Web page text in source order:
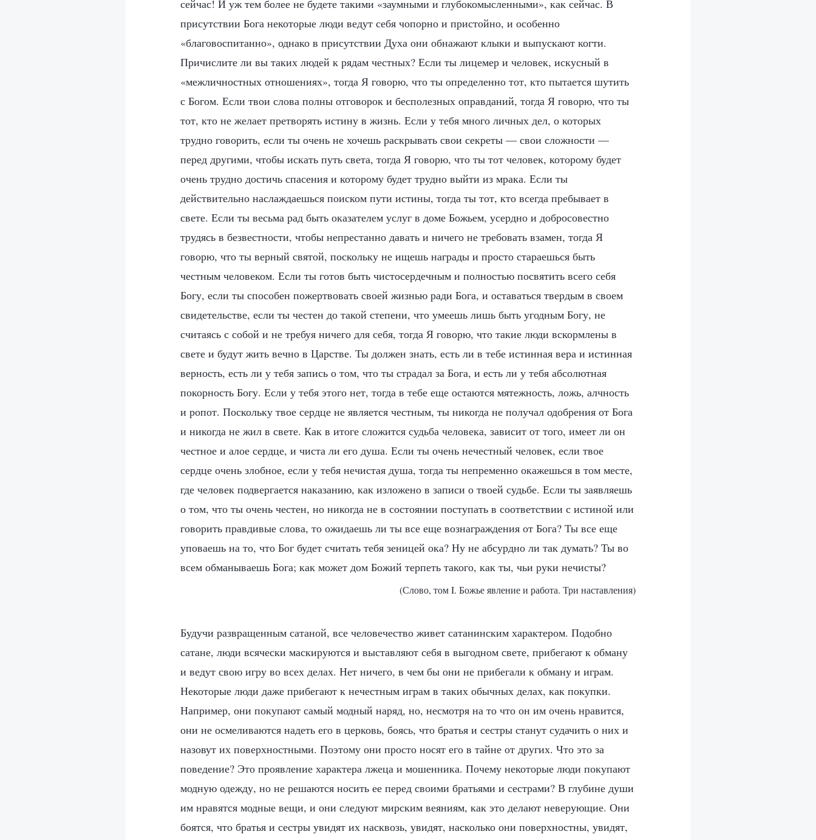
сейчас! И уж тем более не будете такими «заумными и глубокомысленными», как сейчас. В
присутствии Бога некоторые люди ведут себя чопорно и пристойно, и особенно
«благовоспитанно», однако в присутствии Духа они обнажают клыки и выпускают когти.
Причислите ли вы таких людей к рядам честных? Если ты лицемер и человек, искусный в
«межличностных отношениях», тогда Я говорю, что ты определенно тот, кто пытается шутить
с Богом. Если твои слова полны отговорок и бесполезных оправданий, тогда Я говорю, что ты
тот, кто не желает претворять истину в жизнь. Если у тебя много личных дел, о которых
трудно говорить, если ты очень не хочешь раскрывать свои секреты — свои сложности —
перед другими, чтобы искать путь света, тогда Я говорю, что ты тот человек, которому будет
очень трудно достичь спасения и которому будет трудно выйти из мрака. Если ты
действительно наслаждаешься поиском пути истины, тогда ты тот, кто всегда пребывает в
свете. Если ты весьма рад быть оказателем услуг в доме Божьем, усердно и добросовестно
трудясь в безвестности, чтобы непрестанно давать и ничего не требовать взамен, тогда Я
говорю, что ты верный святой, поскольку не ищешь награды и просто стараешься быть
честным человеком. Если ты готов быть чистосердечным и полностью посвятить всего себя
Богу, если ты способен пожертвовать своей жизнью ради Бога, и оставаться твердым в своем
свидетельстве, если ты честен до такой степени, что умеешь лишь быть угодным Богу, не
считаясь с собой и не требуя ничего для себя, тогда Я говорю, что такие люди вскормлены в
свете и будут жить вечно в Царстве. Ты должен знать, есть ли в тебе истинная вера и истинная
верность, есть ли у тебя запись о том, что ты страдал за Бога, и есть ли у тебя абсолютная
покорность Богу. Если у тебя этого нет, тогда в тебе еще остаются мятежность, ложь, алчность
и ропот. Поскольку твое сердце не является честным, ты никогда не получал одобрения от Бога
и никогда не жил в свете. Как в итоге сложится судьба человека, зависит от того, имеет ли он
честное и алое сердце, и чиста ли его душа. Если ты очень нечестный человек, если твое
сердце очень злобное, если у тебя нечистая душа, тогда ты непременно окажешься в том месте,
где человек подвергается наказанию, как изложено в записи о твоей судьбе. Если ты заявляешь
о том, что ты очень честен, но никогда не в состоянии поступать в соответствии с истиной или
говорить правдивые слова, то ожидаешь ли ты все еще вознаграждения от Бога? Ты все еще
уповаешь на то, что Бог будет считать тебя зеницей ока? Ну не абсурдно ли так думать? Ты во
всем обманываешь Бога; как может дом Божий терпеть такого, как ты, чьи руки нечисты?
(Слово, том I. Божье явление и работа. Три наставления)
Будучи развращенным сатаной, все человечество живет сатанинским характером. Подобно
сатане, люди всячески маскируются и выставляют себя в выгодном свете, прибегают к обману
и ведут свою игру во всех делах. Нет ничего, в чем бы они не прибегали к обману и играм.
Некоторые люди даже прибегают к нечестным играм в таких обычных делах, как покупки.
Например, они покупают самый модный наряд, но, несмотря на то что он им очень нравится,
они не осмеливаются надеть его в церковь, боясь, что братья и сестры станут судачить о них и
назовут их поверхностными. Поэтому они просто носят его в тайне от других. Что это за
поведение? Это проявление характера лжеца и мошенника. Почему некоторые люди покупают
модную одежду, но не решаются носить ее перед своими братьями и сестрами? В глубине души
им нравятся модные вещи, и они следуют мирским веяниям, как это делают неверующие. Они
боятся, что братья и сестры увидят их насквозь, увидят, насколько они поверхностны, увидят,